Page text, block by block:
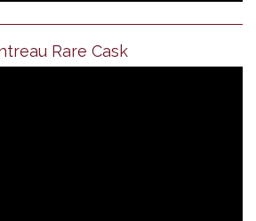
Rare Cask